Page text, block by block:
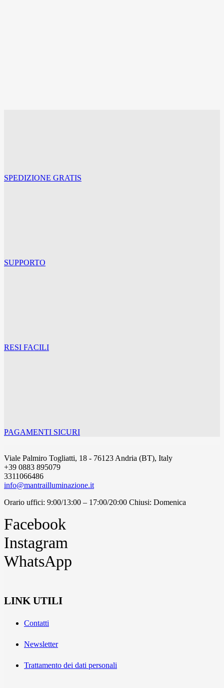
SPEDIZIONE GRATIS
SUPPORTO
RESI FACILI
PAGAMENTI SICURI
Viale Palmiro Togliatti, 18 - 76123 Andria (BT), Italy
+39 0883 895079
3311066486
info@mantrailluminazione.it
Orario uffici: 9:00/13:00 – 17:00/20:00 Chiusi: Domenica
Facebook
Instagram
WhatsApp
LINK UTILI
Contatti
Newsletter
Trattamento dei dati personali